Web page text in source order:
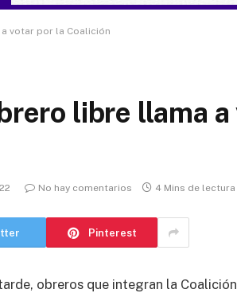
votar por la Coalición
libre llama a
No hay comentarios 4 Mins de lectura
Pinterest
obreros que integran la